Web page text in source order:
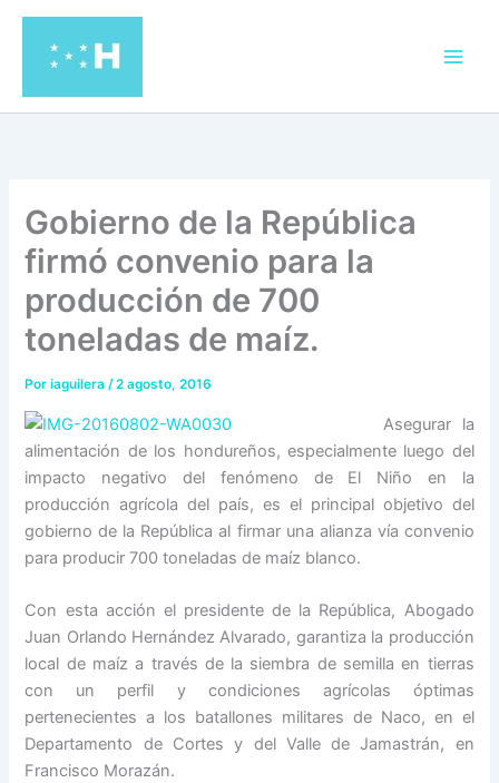
contenido
Gobierno de la República
firmó convenio para la
producción de 700
toneladas de maíz.
Poriaguilera/2 agosto, 2016
Asegurar la
alimentación de los hondureños, especialmente luego del
impacto negativo del fenómeno de El Niño en la
producción agrícola del país, es el principal objetivo del
gobierno de la República al firmar una alianza vía convenio
para producir 700 toneladas de maíz blanco.
Con esta acción el presidente de la República, Abogado
Juan Orlando Hernández Alvarado, garantiza la producción
local de maíz a través de la siembra de semilla en tierras
con un perfil y condiciones agrícolas óptimas
pertenecientes a los batallones militares de Naco, en el
Departamento de Cortes y del Valle de Jamastrán, en
Francisco Morazán.